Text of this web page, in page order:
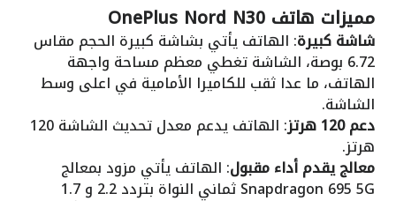
مميزات هاتف OnePlus Nord N30
شاشة كبيرة: الهاتف يأتي بشاشة كبيرة الحجم مقاس
6.72 بوصة، الشاشة تغطي معظم مساحة واجهة
الهاتف، ما عدا ثقب للكاميرا الأمامية في اعلى وسط
الشاشة.
دعم 120 هرتز : الهاتف يدعم معدل تحديث الشاشة 120
هرتز.
معالج يقدم أداء مقبول: الهاتف يأتي مزود بمعالج
Snapdragon 695 5G ثماني النواة بتردد 2.2 و 1.7